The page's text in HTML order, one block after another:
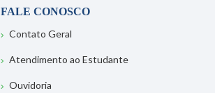
FALE CONOSCO
Contato Geral
Atendimento ao Estudante
Ouvidoria